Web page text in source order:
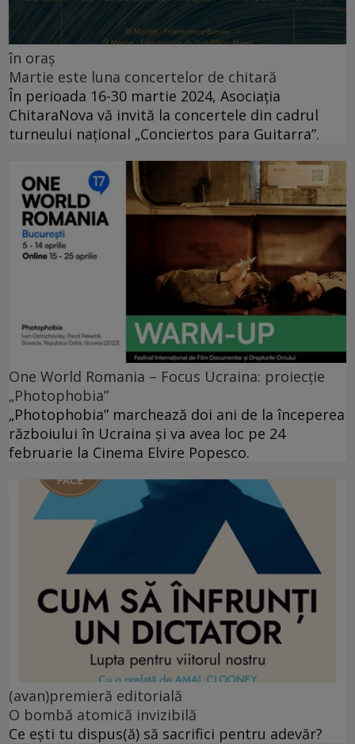
în oraș
Martie este luna concertelor de chitară
În perioada 16-30 martie 2024, Asociația
ChitaraNova vă invită la concertele din cadrul
turneului național „Conciertos para Guitarra”.
One World Romania – Focus Ucraina: proiecție
„Photophobia”
„Photophobia” marchează doi ani de la începerea
războiului în Ucraina și va avea loc pe 24
februarie la Cinema Elvire Popesco.
(avan)premieră editorială
O bombă atomică invizibilă
Ce ești tu dispus(ă) să sacrifici pentru adevăr?